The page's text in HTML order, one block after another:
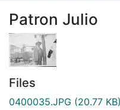
Patron Julio
Files
0400035.JPG (20.77 KB)